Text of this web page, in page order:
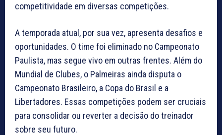
competitividade em diversas competições.
A temporada atual, por sua vez, apresenta desafios e
oportunidades. O time foi eliminado no Campeonato
Paulista, mas segue vivo em outras frentes. Além do
Mundial de Clubes, o Palmeiras ainda disputa o
Campeonato Brasileiro, a Copa do Brasil e a
Libertadores. Essas competições podem ser cruciais
para consolidar ou reverter a decisão do treinador
sobre seu futuro.